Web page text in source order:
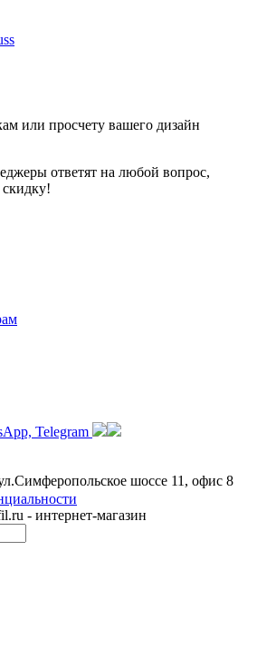
или просчету вашего дизайн
ответят на любой вопрос,
Telegram
шоссе 11, офис 8
- интернет-магазин